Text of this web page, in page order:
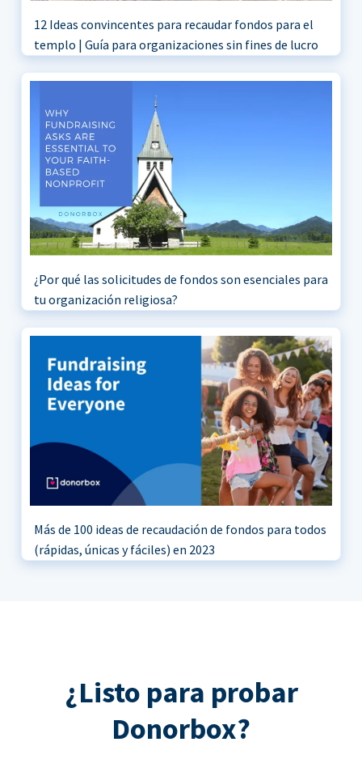
12 Ideas convincentes para recaudar fondos para el
templo | Guía para organizaciones sin fines de lucro
¿Por qué las solicitudes de fondos son esenciales para
tu organización religiosa?
Más de 100 ideas de recaudación de fondos para todos
(rápidas, únicas y fáciles) en 2023
¿Listo para probar
Donorbox?